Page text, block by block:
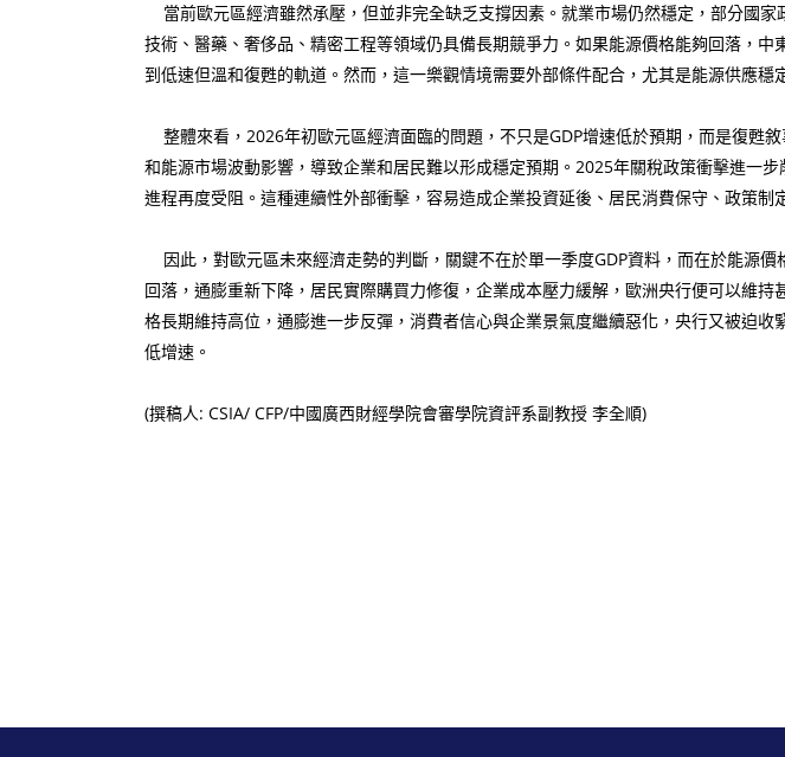
當前歐元區經濟雖然承壓，但並非完全缺乏支撐因素。就業市場仍然穩定，部分國
技術、醫藥、奢侈品、精密工程等領域仍具備長期競爭力。如果能源價格能夠回落，
到低速但溫和復甦的軌道。然而，這一樂觀情境需要外部條件配合，尤其是能源供應
整體來看，2026年初歐元區經濟面臨的問題，不只是GDP增速低於預期，而是復甦
和能源市場波動影響，導致企業和居民難以形成穩定預期。2025年關稅政策衝擊進一
進程再度受阻。這種連續性外部衝擊，容易造成企業投資延後、居民消費保守、政策制
因此，對歐元區未來經濟走勢的判斷，關鍵不在於單一季度GDP資料，而在於能源
回落，通膨重新下降，居民實際購買力修復，企業成本壓力緩解，歐洲央行便可以維
格長期維持高位，通膨進一步反彈，消費者信心與企業景氣度繼續惡化，央行又被迫
低增速。
(撰稿人: CSIA/ CFP/中國廣西財經學院會審學院資評系副教授 李全順)